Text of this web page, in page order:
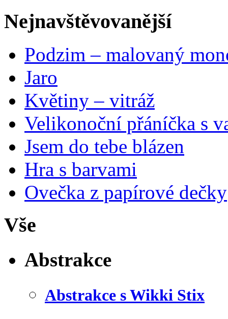
Nejnavštěvovanější
Podzim – malovaný
Jaro
Květiny – vitráž
Velikonoční přáníčka s
Jsem do tebe blázen
Hra s barvami
Ovečka z papírové dečky
Vše
Abstrakce
Abstrakce s Wikki Stix